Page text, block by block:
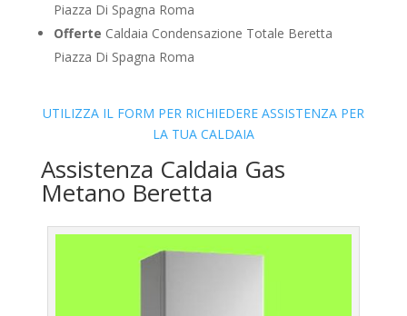
Piazza Di Spagna Roma
Offerte Caldaia Condensazione Totale Beretta
Piazza Di Spagna Roma
UTILIZZA IL FORM PER RICHIEDERE ASSISTENZA PER
LA TUA CALDAIA
Assistenza Caldaia Gas
Metano Beretta